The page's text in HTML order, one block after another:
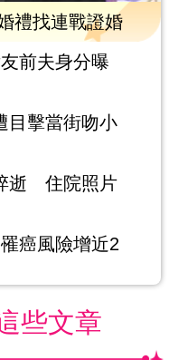
禮找連戰證婚
前夫身分曝
擊當街吻小
逝 住院照片
癌風險增近2
些文章